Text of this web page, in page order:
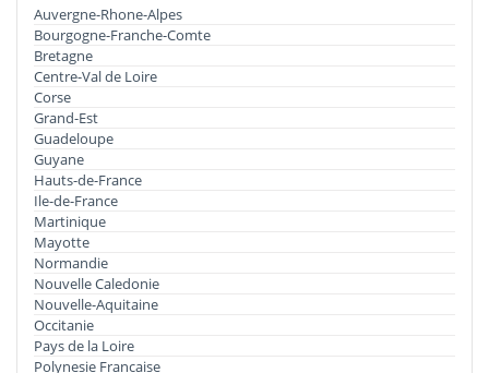
Auvergne-Rhone-Alpes
Bourgogne-Franche-Comte
Bretagne
Centre-Val de Loire
Corse
Grand-Est
Guadeloupe
Guyane
Hauts-de-France
Ile-de-France
Martinique
Mayotte
Normandie
Nouvelle Caledonie
Nouvelle-Aquitaine
Occitanie
Pays de la Loire
Polynesie Francaise